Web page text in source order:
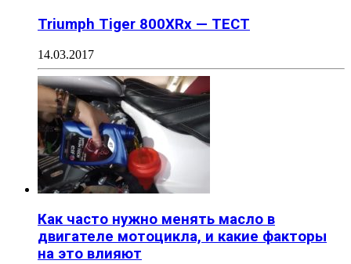
Triumph Tiger 800XRx — ТЕСТ
14.03.2017
Как часто нужно менять масло в
двигателе мотоцикла, и какие факторы
на это влияют